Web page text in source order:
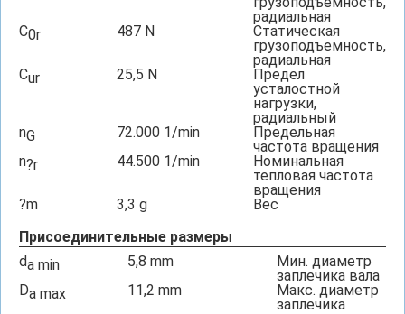
радиальная
C0r 487 N
Статическая
грузоподъемность,
радиальная
Cur 25,5 N
Предел
усталостной
нагрузки,
радиальный
nG 72.000 1/min
Предельная
частота вращения
n?r 44.500 1/min
Номинальная
тепловая частота
вращения
?m
3,3 g
Вес
Присоединительные размеры
da min 5,8 mm
Мин. диаметр
заплечика вала
Da max 11,2 mm
Макс. диаметр
заплечика